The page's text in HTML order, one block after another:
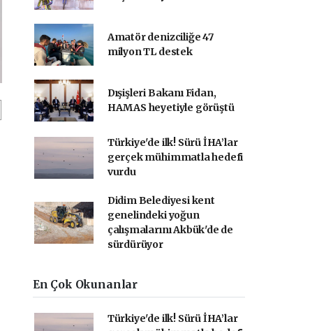
Amatör denizciliğe 47
milyon TL destek
Dışişleri Bakanı Fidan,
HAMAS heyetiyle görüştü
Türkiye'de ilk! Sürü İHA’lar
gerçek mühimmatla hedefi
vurdu
Didim Belediyesi kent
genelindeki yoğun
çalışmalarını Akbük'de de
sürdürüyor
En Çok Okunanlar
Türkiye'de ilk! Sürü İHA’lar